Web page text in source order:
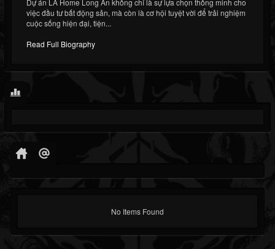
việc đầu tư bất động sản, mà còn là cơ hội tuyệt vời để trải nghiệm
cuộc sống hiện đại, tiện...
Read Full Biography
No Items Found